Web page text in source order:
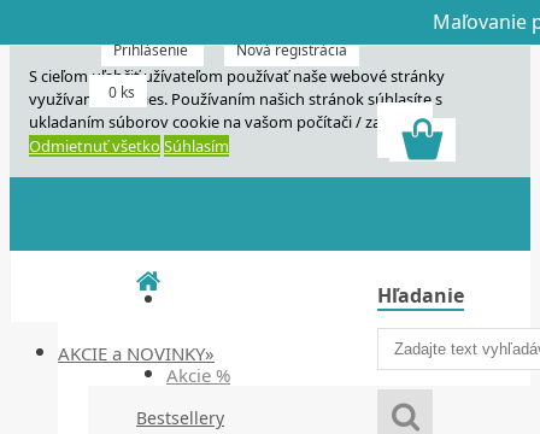
S cieľom uľahčiť užívateľom používať naše webové stránky
využívame cookies. Používaním našich stránok súhlasíte s
ukladaním súborov cookie na vašom počítači / zariadení.
Odmietnuť všetko Súhlasím
Akcie %
Hľadanie
Prihlásenie Nová registrácia
0 ks
AKCIE a NOVINKY»
Bestsellery
Dnes
Dnes veľký
Maľovanie